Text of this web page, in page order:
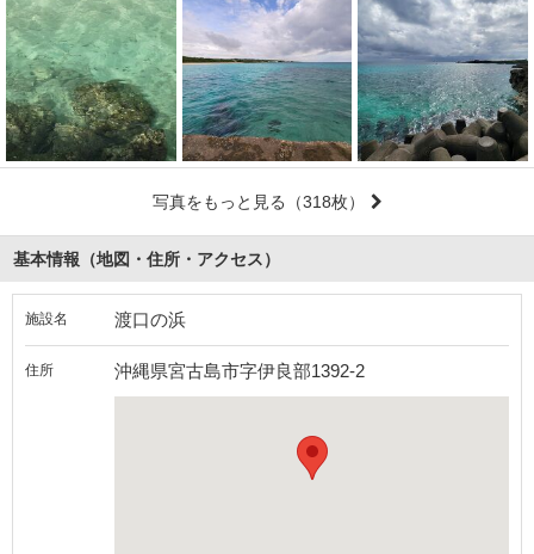
写真をもっと見る （318枚）
基本情報（地図・住所・アクセス）
施設名 渡口の浜
住所 沖縄県宮古島市字伊良部1392-2